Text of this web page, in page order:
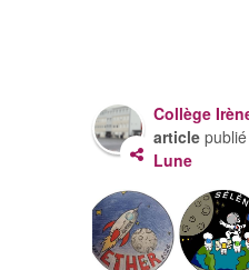
Collège
article
Lune